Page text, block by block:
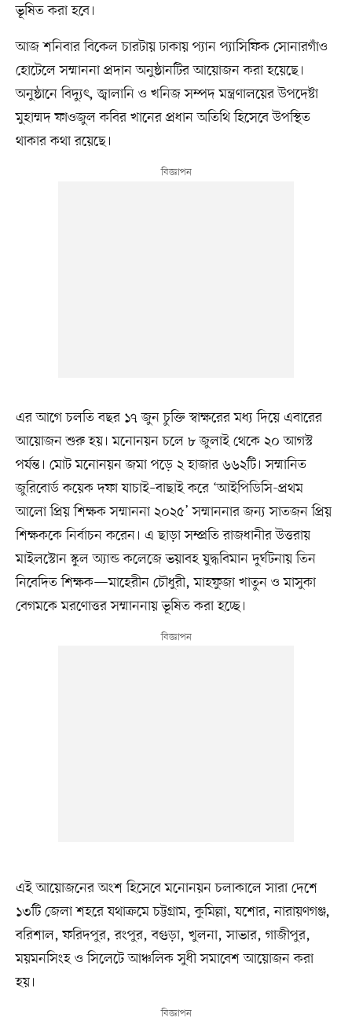
ভূষিত করা হবে।
আজ শনিবার বিকেল চারটায় ঢাকায় প্যান প্যাসিফিক সোনারগাঁও
হোটেলে সম্মাননা প্রদান অনুষ্ঠানটির আয়োজন করা হয়েছে।
অনুষ্ঠানে বিদ্যুৎ, জ্বালানি ও খনিজ সম্পদ মন্ত্রণালয়ের উপদেষ্টা
মুহাম্মদ ফাওজুল কবির খানের প্রধান অতিথি হিসেবে উপস্থিত
থাকার কথা রয়েছে।
এর আগে চলতি বছর ১৭ জুন চুক্তি স্বাক্ষরের মধ্য দিয়ে এবারের
আয়োজন শুরু হয়। মনোনয়ন চলে ৮ জুলাই থেকে ২০ আগস্ট
পর্যন্ত। মোট মনোনয়ন জমা পড়ে ২ হাজার ৬৬২টি। সম্মানিত
জুরিবোর্ড কয়েক দফা যাচাই–বাছাই করে ‘আইপিডিসি-প্রথম
আলো প্রিয় শিক্ষক সম্মাননা ২০২৫’ সম্মাননার জন্য সাতজন প্রিয়
শিক্ষককে নির্বাচন করেন। এ ছাড়া সম্প্রতি রাজধানীর উত্তরায়
মাইলস্টোন স্কুল অ্যান্ড কলেজে ভয়াবহ যুদ্ধবিমান দুর্ঘটনায় তিন
নিবেদিত শিক্ষক—মাহেরীন চৌধুরী, মাহফুজা খাতুন ও মাসুকা
বেগমকে মরণোত্তর সম্মাননায় ভূষিত করা হচ্ছে।
এই আয়োজনের অংশ হিসেবে মনোনয়ন চলাকালে সারা দেশে
১৩টি জেলা শহরে যথাক্রমে চট্টগ্রাম, কুমিল্লা, যশোর, নারায়ণগঞ্জ,
বরিশাল, ফরিদপুর, রংপুর, বগুড়া, খুলনা, সাভার, গাজীপুর,
ময়মনসিংহ ও সিলেটে আঞ্চলিক সুধী সমাবেশ আয়োজন করা
হয়।